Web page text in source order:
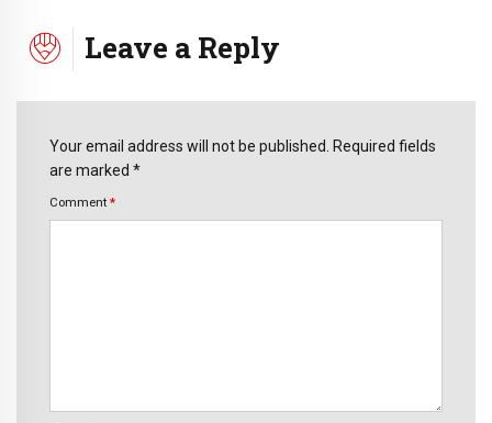
Leave a Reply
Your email address will not be published. Required fields
are marked *
Comment *